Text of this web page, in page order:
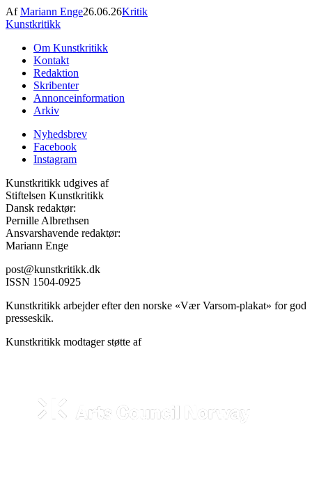
AfMariann Enge26.06.26Kritik
Kunstkritikk
Om Kunstkritikk
Kontakt
Redaktion
Skribenter
Annonceinformation
Arkiv
Nyhedsbrev
Facebook
Instagram
Kunstkritikk udgives af
Stiftelsen Kunstkritikk
Dansk redaktør:
Pernille Albrethsen
Ansvarshavende redaktør:
Mariann Enge
post@kunstkritikk.dk
ISSN 1504-0925
Kunstkritikk arbejder efter den norske «Vær Varsom-plakat» for god
presseskik.
Kunstkritikk modtager støtte af